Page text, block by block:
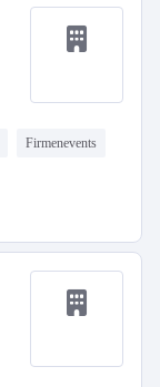
Firmenevents